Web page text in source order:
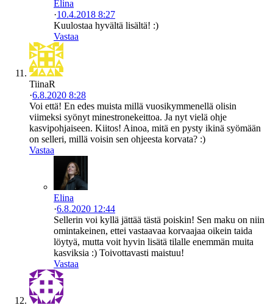
Elina
·10.4.2018 8:27
Kuulostaa hyvältä lisältä! :)
Vastaa
TiinaR
·6.8.2020 8:28
Voi että! En edes muista millä vuosikymmenellä olisin
viimeksi syönyt minestronekeittoa. Ja nyt vielä ohje
kasvipohjaiseen. Kiitos! Ainoa, mitä en pysty ikinä syömään
on selleri, millä voisin sen ohjeesta korvata? :)
Vastaa
Elina
·6.8.2020 12:44
Sellerin voi kyllä jättää tästä poiskin! Sen maku on niin
omintakeinen, ettei vastaavaa korvaajaa oikein taida
löytyä, mutta voit hyvin lisätä tilalle enemmän muita
kasviksia :) Toivottavasti maistuu!
Vastaa